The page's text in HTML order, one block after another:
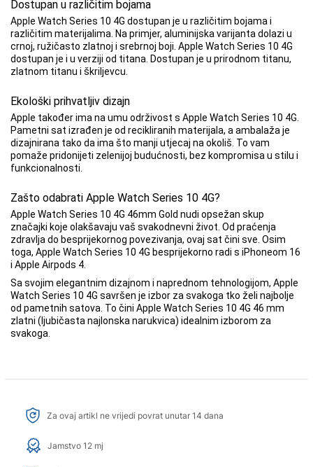
Dostupan u različitim bojama
Apple Watch Series 10 4G dostupan je u različitim bojama i
različitim materijalima. Na primjer, aluminijska varijanta dolazi u
crnoj, ružičasto zlatnoj i srebrnoj boji. Apple Watch Series 10 4G
dostupan je i u verziji od titana. Dostupan je u prirodnom titanu,
zlatnom titanu i škriljevcu.
Ekološki prihvatljiv dizajn
Apple također ima na umu održivost s Apple Watch Series 10 4G.
Pametni sat izrađen je od recikliranih materijala, a ambalaža je
dizajnirana tako da ima što manji utjecaj na okoliš. To vam
pomaže pridonijeti zelenijoj budućnosti, bez kompromisa u stilu i
funkcionalnosti.
Zašto odabrati Apple Watch Series 10 4G?
Apple Watch Series 10 4G 46mm Gold nudi opsežan skup
značajki koje olakšavaju vaš svakodnevni život. Od praćenja
zdravlja do besprijekornog povezivanja, ovaj sat čini sve. Osim
toga, Apple Watch Series 10 4G besprijekorno radi s iPhoneom 16
i Apple Airpods 4.
Sa svojim elegantnim dizajnom i naprednom tehnologijom, Apple
Watch Series 10 4G savršen je izbor za svakoga tko želi najbolje
od pametnih satova. To čini Apple Watch Series 10 4G 46 mm
zlatni (ljubičasta najlonska narukvica) idealnim izborom za
svakoga.
Za ovaj artikl ne vrijedi povrat unutar 14 dana
Jamstvo 12 mj